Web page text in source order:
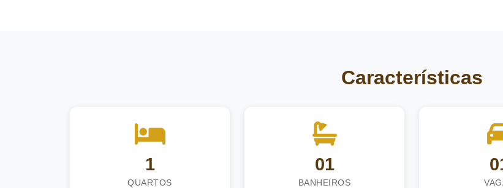
Características
1
QUARTOS
01
BANHEIROS